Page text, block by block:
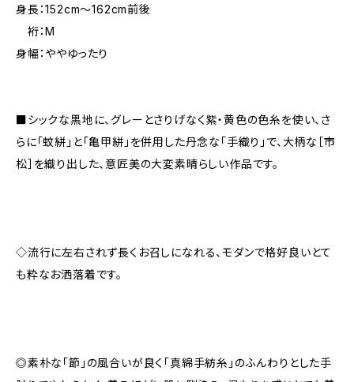
身長：152cm～162cm前後
裄：M
身幅：ややゆったり
■シックな黒地に、グレーとさりげなく紫・黄色の色糸を使い、さ
らに「蚊絣」と「亀甲絣」を併用した丹念な「手織り」で、大柄な［市
松］を織り出した、意匠美の大変素晴らしい作品です。
◇流行に左右されず長くお召しになれる、モダンで格好良いとて
も粋なお洒落着です。
◎素朴な「節」の風合いが良く「真綿手紡糸」のふんわりとした手